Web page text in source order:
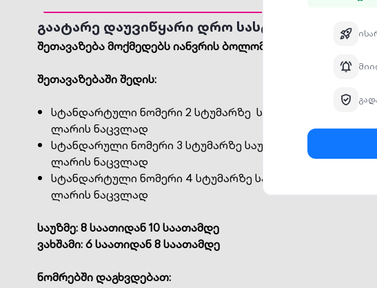
გაატარე დაუვიწყარი დრო სასტუმრო გუდაური
შეთავაზება მოქმედებს იანვრის ბოლომდე
შეთავაზებაში შედის:
სტანდარტული ნომერი 2 სტუმარზე საუზმით და ვახშმით -
ლარის ნაცვლად
სტანდარული ნომერი 3 სტუმარზე საუზმით და ვახშმით -
ლარის ნაცვლად
სტანდარტული ნომერი 4 სტუმარზე საუზმით და ვახშმით -
ლარის ნაცვლად
საუზმე: 8 საათიდან 10 საათამდე
ვახშამი: 6 საათიდან 8 საათამდე
ნომრებში დაგხვდებათ: